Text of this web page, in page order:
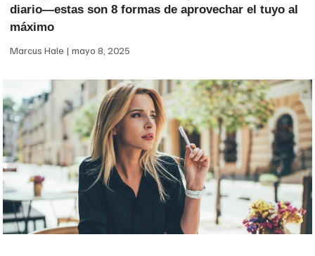
diario—estas son 8 formas de aprovechar el tuyo al
máximo
Marcus Hale mayo 8, 2025